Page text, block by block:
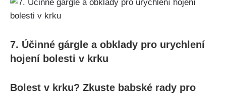
7. Účinné​ gárgle a obklady pro urychlení
hojení bolesti v krku
Bolest v ⁢krku? Zkuste‌ babské​ rady pro